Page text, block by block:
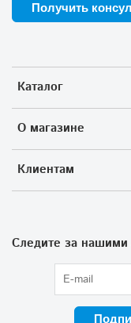
Каталог
О магазине
Клиентам
Получить
Следите за нашими